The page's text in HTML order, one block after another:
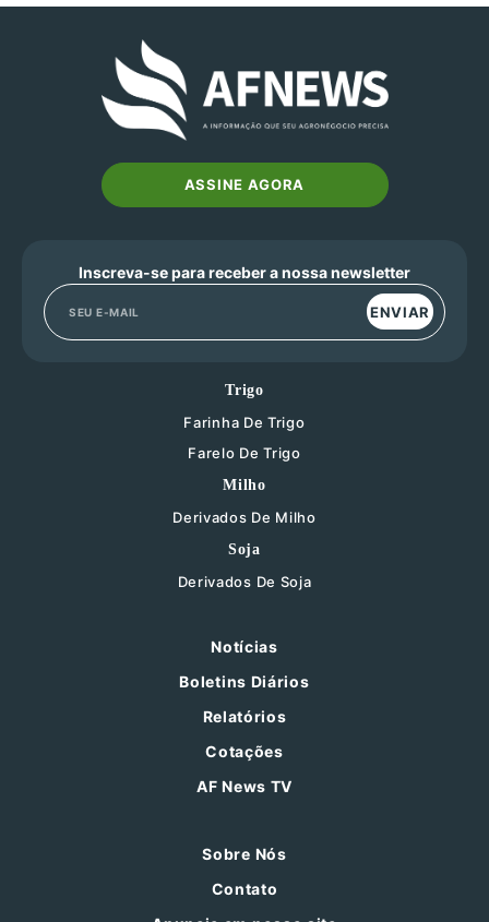
ASSINE AGORA
Inscreva-se para receber a nossa newsletter
ENVIAR
Trigo
Farinha De Trigo
Farelo De Trigo
Milho
Derivados De Milho
Soja
Derivados De Soja
Notícias
Boletins Diários
Relatórios
Cotações
AF News TV
Sobre Nós
Contato